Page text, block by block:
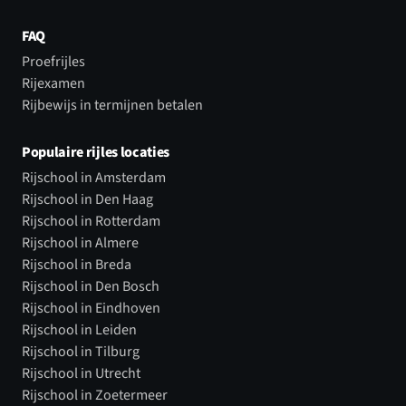
FAQ
Proefrijles
Rijexamen
Rijbewijs in termijnen betalen
Populaire rijles locaties
Rijschool in Amsterdam
Rijschool in Den Haag
Rijschool in Rotterdam
Rijschool in Almere
Rijschool in Breda
Rijschool in Den Bosch
Rijschool in Eindhoven
Rijschool in Leiden
Rijschool in Tilburg
Rijschool in Utrecht
Rijschool in Zoetermeer